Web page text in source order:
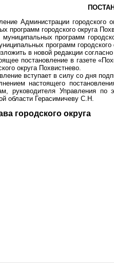
Администрации
программ городского округа
программ
программ
в новой редакции
постановление в газете
округа Похвистнево.
вступает в силу со дня
настоящего
руководителя Управления по
области Герасимичеву С.Н.